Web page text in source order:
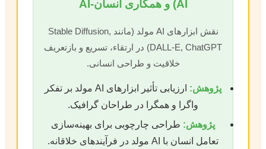
AI) و همکاری انسان-AI
نقش ابزارهای AI مولد (مانند Stable Diffusion,
DALL-E, ChatGPT) در ارتقاء، تسریع و بازتعریف
خلاقیت و طراحی انسانی.
پژوهش:
ارزیابی تأثیر ابزارهای AI مولد بر تفکر
واگرا و همگرا در طراحان گرافیک.
پژوهش: طراحی چارچوبی برای بهینه‌سازی
تعامل انسان با AI مولد در فرآیندهای خلاقانه.